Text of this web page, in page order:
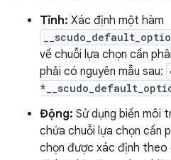
Tĩnh: Xác định một hàm
về chuỗi lựa chọn cần
phải có nguyên mẫu sau:
Động: Sử dụng biến môi
chứa chuỗi lựa chọn cần
chọn được xác định theo